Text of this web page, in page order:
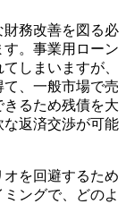
務改善を図る必
。事業用ローン
しまいますが、
、一般市場で売
るため残債を大
な返済交渉が可能
を回避するため
ングで、どのよ